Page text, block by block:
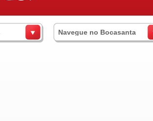
Navegue no Bocasanta